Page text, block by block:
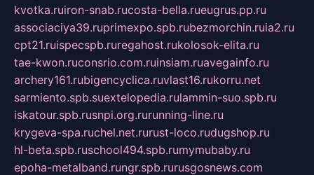
kvotka.ruiron-snab.rucosta-bella.rueugrus.pp.ru
associaciya39.ruprimexpo.spb.rubezmorchin.ruia2.ru
cpt21.ruispecspb.ruregahost.rukolosok-elita.ru
tae-kwon.ruconsrio.com.ruinsiam.ruavegainfo.ru
archery161.rubigencyclica.ruvlast16.rukorru.net
sarmiento.spb.suextelopedia.rulammin-suo.spb.ru
iskatour.spb.rusnpi.org.rurunning-line.ru
krygeva-spa.ruchel.net.rurust-loco.rudugshop.ru
hl-beta.spb.ruschool494.spb.rumymubaby.ru
epoha-metalband.rungr.spb.rurusgosnews.com